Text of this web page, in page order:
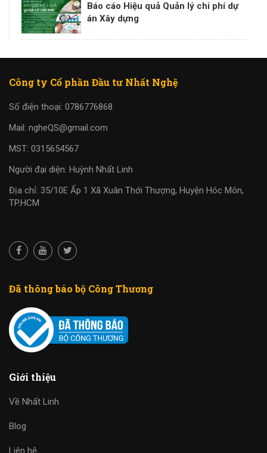
Báo cáo Hiệu quả Quản lý chi phí dự
án Xây dựng
Công ty Cổ phần Đầu tư Nhất Nghệ
Số điện thoại: 0786776868
Mail: ngheQS@gmail.com
MST: 0315654567
Người đại diện: Huỳnh Nhất Linh
Địa chỉ: 35/10E Ấp 1 Xã Xuân Thới Thượng, Huyện Hóc Môn,
TP.HCM
Đã thông báo bộ Công Thương
Giới thiệu
Về Nhất Linh
Blog